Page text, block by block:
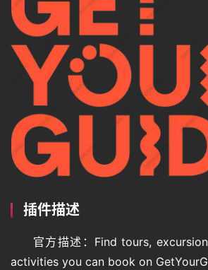
插件描述
官方描述：Find tours,
activities you can book on